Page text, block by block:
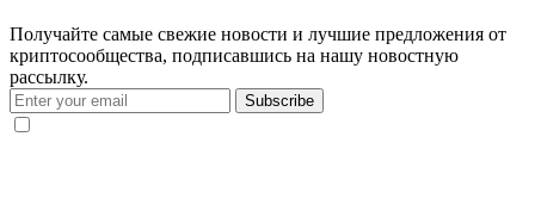
Получайте самые свежие новости и лучшие предложения от
криптосообщества, подписавшись на нашу новостную
рассылку.
Subscribe